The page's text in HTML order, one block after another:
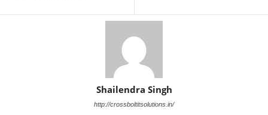
Shailendra Singh
http://crossboltitsolutions.in/